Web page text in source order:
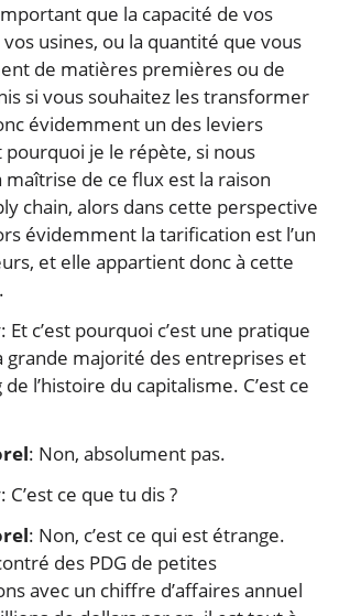
que la capacité de vos
usines, ou la quantité que vous
de matières premières ou de
si vous souhaitez les transformer
évidemment un des leviers
pourquoi je le répète, si nous
de ce flux est la raison
chain, alors dans cette perspective
évidemment la tarification est l’un
et elle appartient donc à cette
: Et c’est pourquoi c’est une pratique
grande majorité des entreprises et
l’histoire du capitalisme. C’est ce
: Non, absolument pas.
: C’est ce que tu dis ?
: Non, c’est ce qui est étrange.
des PDG de petites
avec un chiffre d’affaires annuel